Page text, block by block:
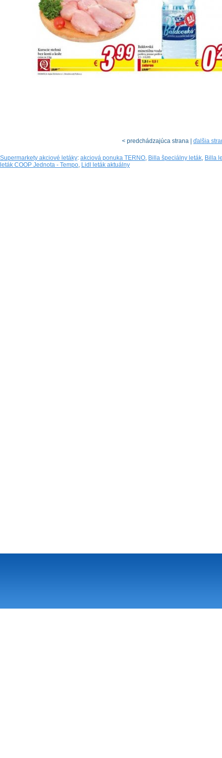
< predchádzajúca strana | ďalšia
Supermarkety akciové letáky: akciová ponuka TERNO, Billa špeciálny leták, Billa
leták COOP Jednota - Tempo, Lidl leták aktuálny